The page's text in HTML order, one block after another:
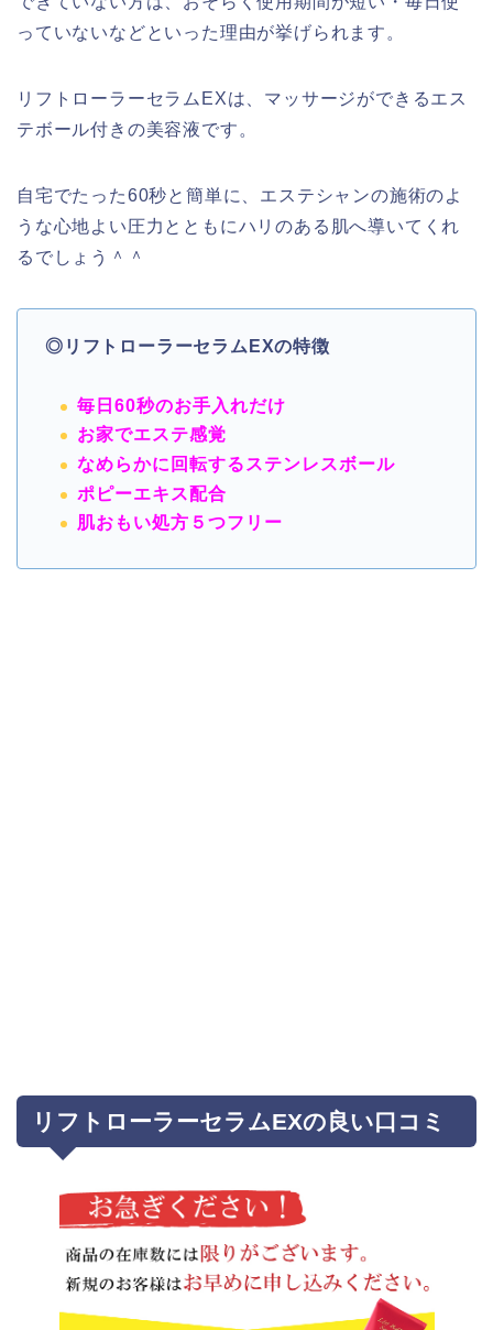
っていないなどといった理由が挙げられます。
リフトローラーセラムEXは、マッサージができるエス
テボール付きの美容液です。
自宅でたった60秒と簡単に、エステシャンの施術のよ
うな心地よい圧力とともにハリのある肌へ導いてくれ
るでしょう＾＾
◎リフトローラーセラムEXの特徴
毎日60秒のお手入れだけ
お家でエステ感覚
なめらかに回転するステンレスボール
ポピーエキス配合
肌おもい処方５つフリー
リフトローラーセラムEXの良い口コミ